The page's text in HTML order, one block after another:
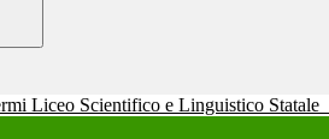
Liceo Scientifico e Linguistico Statale